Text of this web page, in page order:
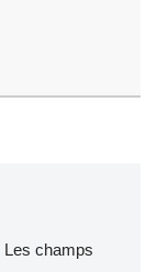
Les champs